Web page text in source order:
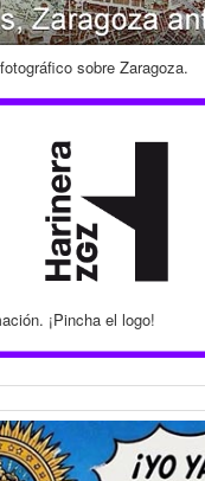
sobre Zaragoza.
¡Pincha el logo!